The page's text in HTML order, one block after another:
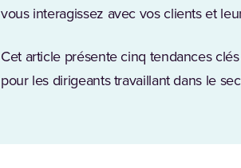
vous interagissez avec vos clients et
Cet article présente cinq tendances
pour les dirigeants travaillant dans le